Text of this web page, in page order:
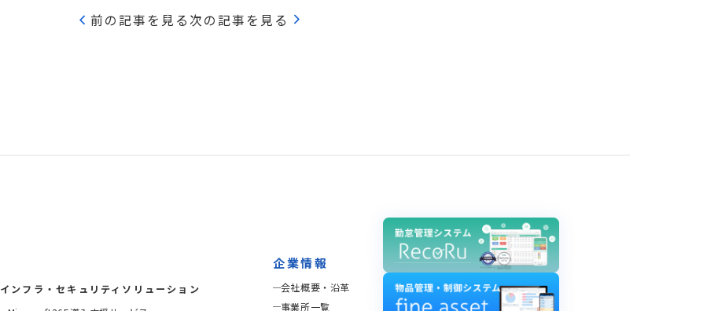
前の記事を見る次の記事を見る
インフラ・セキュリティソリューション
企業情報
会社概要・沿革
事業所一覧